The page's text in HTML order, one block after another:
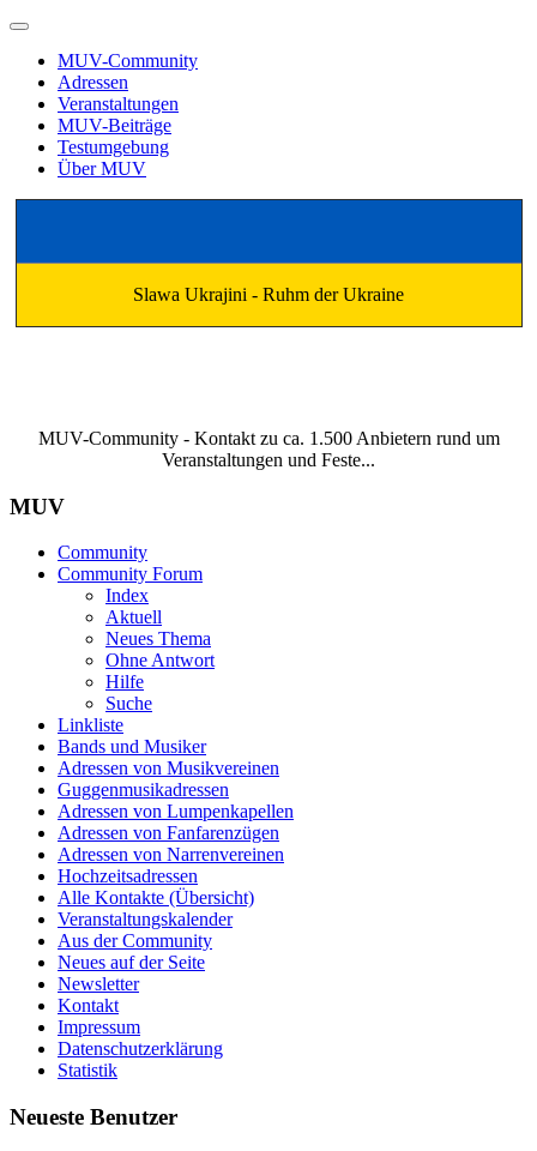
MUV-Community
Adressen
Veranstaltungen
MUV-Beiträge
Testumgebung
Über MUV
Slawa Ukrajini - Ruhm der Ukraine
MUV-Community - Kontakt zu ca. 1.500 Anbietern rund um
Veranstaltungen und Feste...
MUV
Community
Community Forum
Index
Aktuell
Neues Thema
Ohne Antwort
Hilfe
Suche
Linkliste
Bands und Musiker
Adressen von Musikvereinen
Guggenmusikadressen
Adressen von Lumpenkapellen
Adressen von Fanfarenzügen
Adressen von Narrenvereinen
Hochzeitsadressen
Alle Kontakte (Übersicht)
Veranstaltungskalender
Aus der Community
Neues auf der Seite
Newsletter
Kontakt
Impressum
Datenschutzerklärung
Statistik
Neueste Benutzer